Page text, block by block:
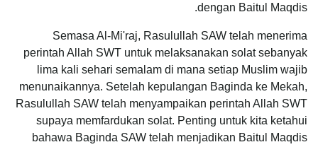
dengan Baitul Maqdis.
Semasa Al-Mi'raj, Rasulullah SAW telah menerima
perintah Allah SWT untuk melaksanakan solat sebanyak
lima kali sehari semalam di mana setiap Muslim wajib
menunaikannya. Setelah kepulangan Baginda ke Mekah,
Rasulullah SAW telah menyampaikan perintah Allah SWT
supaya memfardukan solat. Penting untuk kita ketahui
bahawa Baginda SAW telah menjadikan Baitul Maqdis